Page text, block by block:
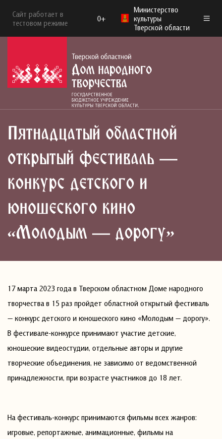
Сайт работает в
тестовом режиме
0+
Министерство
культуры
Тверской области
Пятнадцатый областной
открытый фестиваль —
конкурс детского и
юношеского кино
«Молодым — дорогу»
17 марта 2023 года в Тверском областном Доме народного
творчества в 15 раз пройдет областной открытый фестиваль
— конкурс детского и юношеского кино «Молодым — дорогу».
В фестивале-конкурсе принимают участие детские,
юношеские видеостудии, отдельные авторы и другие
творческие объединения, не зависимо от ведомственной
принадлежности, при возрасте участников до 18 лет.
На фестиваль-конкурс принимаются фильмы всех жанров:
игровые, репортажные, анимационные, фильмы на